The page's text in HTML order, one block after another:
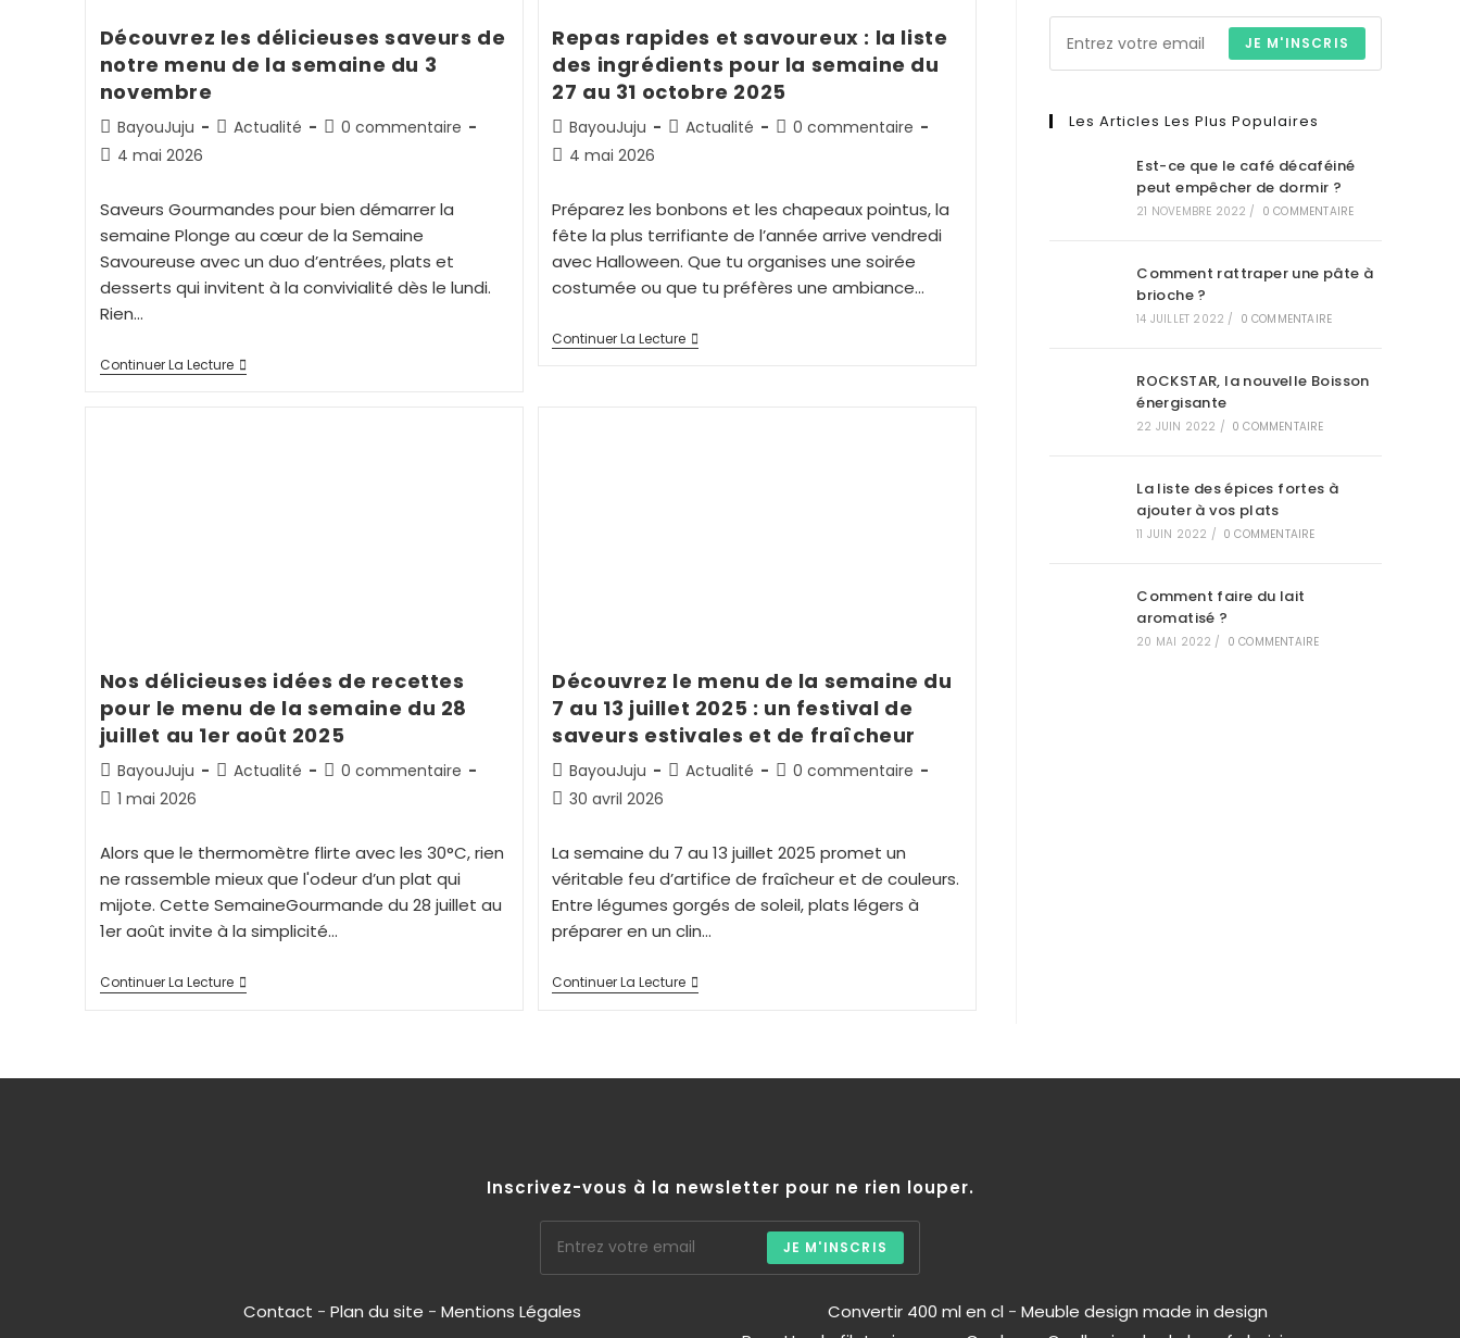
Découvrez les délicieuses saveurs de
notre menu de la semaine du 3
novembre
BayouJuju Actualité
0 commentaire
4 mai 2026
Saveurs Gourmandes pour bien démarrer la
semaine Plonge au cœur de la Semaine
Savoureuse avec un duo d’entrées, plats et
desserts qui invitent à la convivialité dès le lundi.
Rien…
Continuer La Lecture
Repas rapides et savoureux : la liste
des ingrédients pour la semaine du
27 au 31 octobre 2025
BayouJuju Actualité
0 commentaire
4 mai 2026
Préparez les bonbons et les chapeaux pointus, la
fête la plus terrifiante de l’année arrive vendredi
avec Halloween. Que tu organises une soirée
costumée ou que tu préfères une ambiance…
Continuer La Lecture
Nos délicieuses idées de recettes
pour le menu de la semaine du 28
juillet au 1er août 2025
BayouJuju Actualité
0 commentaire
1 mai 2026
Alors que le thermomètre flirte avec les 30°C, rien
ne rassemble mieux que l'odeur d’un plat qui
mijote. Cette SemaineGourmande du 28 juillet au
1er août invite à la simplicité…
Continuer La Lecture
Découvrez le menu de la semaine du
7 au 13 juillet 2025 : un festival de
saveurs estivales et de fraîcheur
BayouJuju Actualité
0 commentaire
30 avril 2026
La semaine du 7 au 13 juillet 2025 promet un
véritable feu d’artifice de fraîcheur et de couleurs.
Entre légumes gorgés de soleil, plats légers à
préparer en un clin…
Continuer La Lecture
JE M'INSCRIS
Les Articles Les Plus Populaires
Est-ce que le café décaféiné
peut empêcher de dormir ?
21 NOVEMBRE 2022 / 0 COMMENTAIRE
Comment rattraper une pâte à
brioche ?
14 JUILLET 2022 / 0 COMMENTAIRE
ROCKSTAR, la nouvelle Boisson
énergisante
22 JUIN 2022 / 0 COMMENTAIRE
La liste des épices fortes à
ajouter à vos plats
11 JUIN 2022 / 0 COMMENTAIRE
Comment faire du lait
aromatisé ?
20 MAI 2022 / 0 COMMENTAIRE
Inscrivez-vous à la newsletter pour ne rien louper.
JE M'INSCRIS
Contact - Plan du site - Mentions Légales Convertir 400 ml en cl - Meuble design made in design